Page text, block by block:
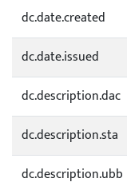
dc.date.created
dc.date.issued
dc.description.dac
dc.description.sta
dc.description.ubb